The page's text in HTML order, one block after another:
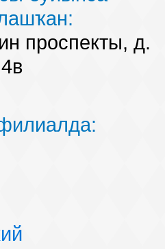
проспекты, д.
4в